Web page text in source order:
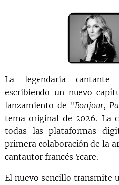
La legendaria cantante
escribiendo un nuevo
lanzamiento de "Bonjour,
tema original de 2026. La
todas las plataformas
primera colaboración de la
cantautor francés Ycare.
El nuevo sencillo transmite